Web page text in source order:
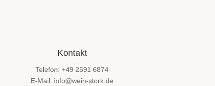
Kontakt
Telefon: +49 2591 6874
E-Mail: info@wein-stork.de